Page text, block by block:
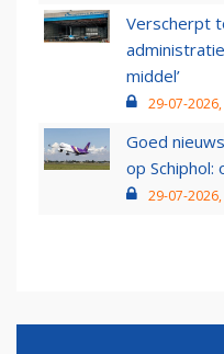
Verscherpt
middel’
29-07-
Goed
op Schiphol:
29-07-